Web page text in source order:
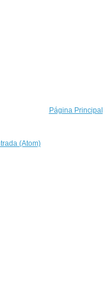
Página Principal
(Atom)